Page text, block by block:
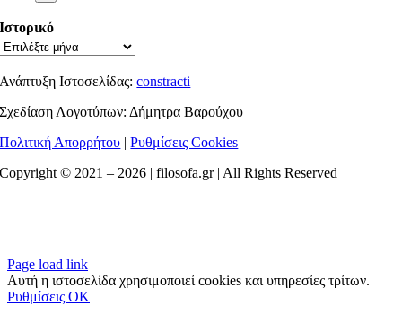
Ιστορικό
Ανάπτυξη Ιστοσελίδας:constracti
Σχεδίαση Λογοτύπων: Δήμητρα Βαρούχου
Πολιτική Απορρήτου |Ρυθμίσεις Cookies
Copyright © 2021 – 2026 | filosofa.gr | All Rights Reserved
Page load link
Αυτή η ιστοσελίδα χρησιμοποιεί cookies και υπηρεσίες τρίτων.
Ρυθμίσεις OK